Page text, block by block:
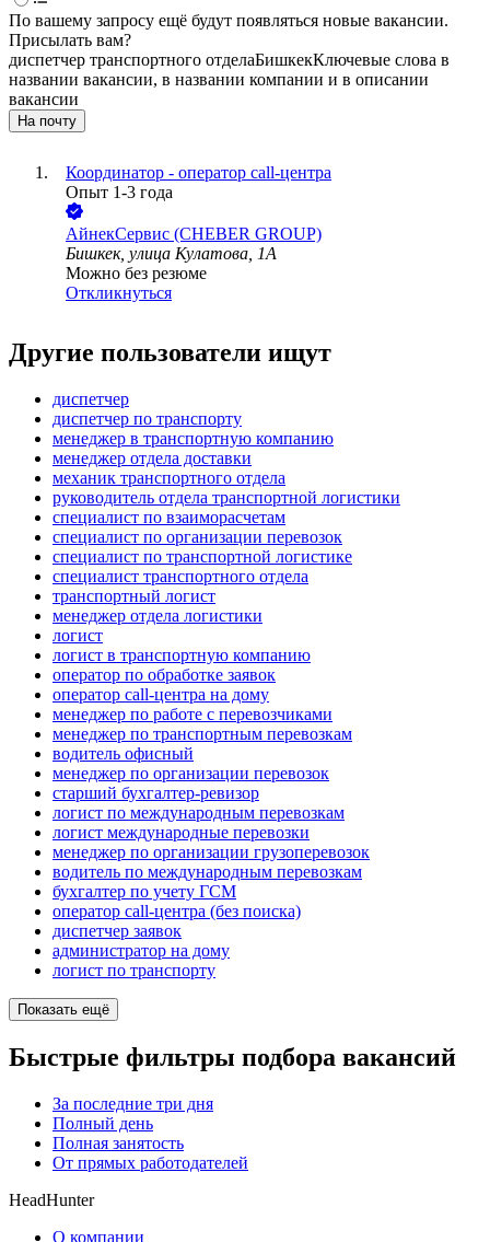
По вашему запросу ещё будут появляться новые вакансии.
Присылать вам?
диспетчер транспортного отделаБишкекКлючевые слова в
названии вакансии, в названии компании и в описании
вакансии
На почту
Координатор - оператор call-центра
Опыт 1-3 года
АйнекСервис (CHEBER GROUP)
Бишкек, улица Кулатова, 1А
Можно без резюме
Откликнуться
Другие пользователи ищут
диспетчер
диспетчер по транспорту
менеджер в транспортную компанию
менеджер отдела доставки
механик транспортного отдела
руководитель отдела транспортной логистики
специалист по взаиморасчетам
специалист по организации перевозок
специалист по транспортной логистике
специалист транспортного отдела
транспортный логист
менеджер отдела логистики
логист
логист в транспортную компанию
оператор по обработке заявок
оператор call-центра на дому
менеджер по работе с перевозчиками
менеджер по транспортным перевозкам
водитель офисный
менеджер по организации перевозок
старший бухгалтер-ревизор
логист по международным перевозкам
логист международные перевозки
менеджер по организации грузоперевозок
водитель по международным перевозкам
бухгалтер по учету ГСМ
оператор call-центра (без поиска)
диспетчер заявок
администратор на дому
логист по транспорту
Показать ещё
Быстрые фильтры подбора вакансий
За последние три дня
Полный день
Полная занятость
От прямых работодателей
HeadHunter
О компании